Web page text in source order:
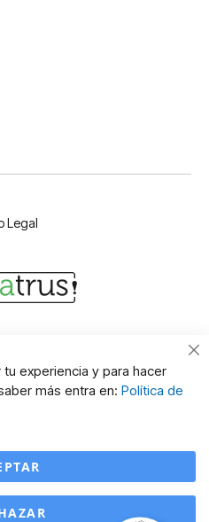
Legal
experiencia y para hacer
más entra en: Política de